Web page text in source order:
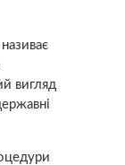
вигляд